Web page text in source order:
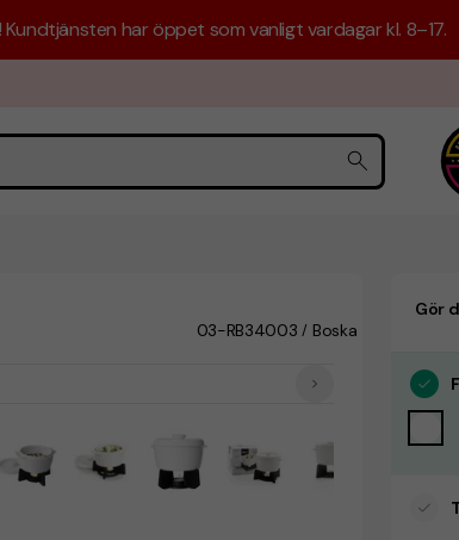
har öppet som vanligt vardagar kl. 8–17.
03-RB34003 / Boska
Gör